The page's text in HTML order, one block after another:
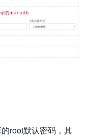
root默认密码，其